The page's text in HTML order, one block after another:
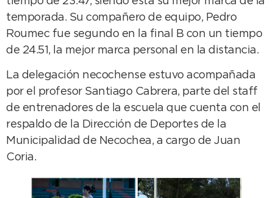
temporada. Su compañero de equipo, Pedro
Roumec fue segundo en la final B con un tiempo
de 24.51, la mejor marca personal en la distancia.
La delegación necochense estuvo acompañada
por el profesor Santiago Cabrera, parte del staff
de entrenadores de la escuela que cuenta con el
respaldo de la Dirección de Deportes de la
Municipalidad de Necochea, a cargo de Juan
Coria.